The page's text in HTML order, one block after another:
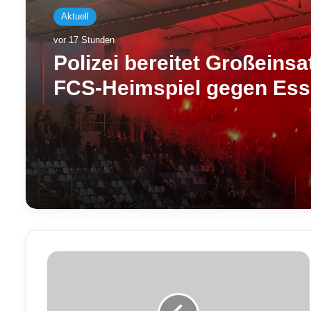
Aktuell
vor 17 Stunden
Polizei bereitet
FCS-Heimspiel gegen
– Camphauser voll
D